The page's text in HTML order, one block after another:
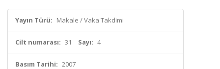
Yayın Türü: Makale / Vaka Takdimi
Cilt numarası: 31 Sayı: 4
Basım Tarihi: 2007